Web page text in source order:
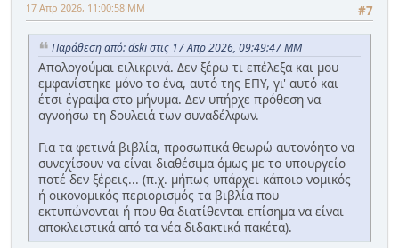
#7
17 Απρ 2026, 11:00:58 ΜΜ
Παράθεση από: dski στις 17 Απρ 2026, 09:49:47 ΜΜ
Απολογούμαι ειλικρινά. Δεν ξέρω τι επέλεξα και μου
εμφανίστηκε μόνο το ένα, αυτό της ΕΠΥ, γι' αυτό και
έτσι έγραψα στο μήνυμα. Δεν υπήρχε πρόθεση να
αγνοήσω τη δουλειά των συναδέλφων.
Για τα φετινά βιβλία, προσωπικά θεωρώ αυτονόητο να
συνεχίσουν να είναι διαθέσιμα όμως με το υπουργείο
ποτέ δεν ξέρεις... (π.χ. μήπως υπάρχει κάποιο νομικός
ή οικονομικός περιορισμός τα βιβλία που
εκτυπώνονται ή που θα διατίθενται επίσημα να είναι
αποκλειστικά από τα νέα διδακτικά πακέτα).